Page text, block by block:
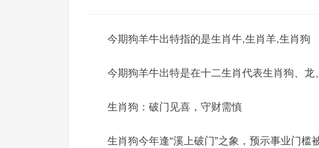
今期狗羊牛出特指的是生肖牛,生肖羊,生肖狗
今期狗羊牛出特是在十二生肖代表生肖狗、龙
生肖狗：破门见喜，守财需慎
生肖狗今年逢“溪上破门”之象，预示事业门